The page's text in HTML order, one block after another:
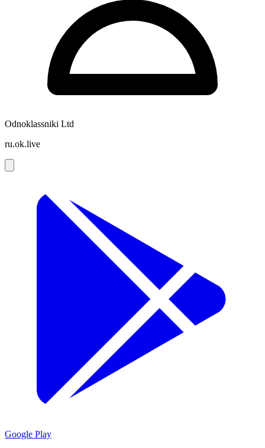
Odnoklassniki Ltd
ru.ok.live
Google Play